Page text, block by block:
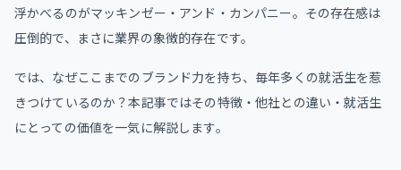
浮かべるのがマッキンゼー・アンド・カンパニー。その存在感は
圧倒的で、まさに業界の象徴的存在です。
では、なぜここまでのブランド力を持ち、毎年多くの就活生を惹
きつけているのか？本記事ではその特徴・他社との違い・就活生
にとっての価値を一気に解説します。